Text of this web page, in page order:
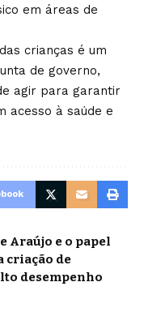
em áreas de
crianças é um
de governo,
agir para garantir
acesso à saúde e
Araújo e o papel
criação de
desempenho